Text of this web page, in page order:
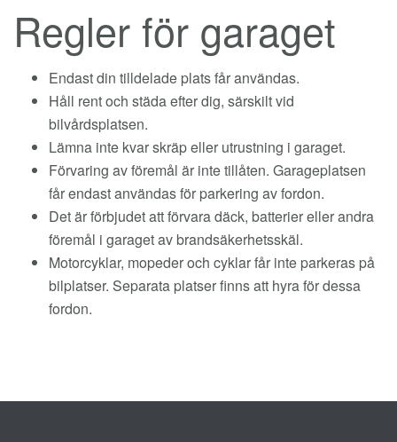
Regler för garaget
Endast din tilldelade plats får användas.
Håll rent och städa efter dig, särskilt vid
bilvårdsplatsen.
Lämna inte kvar skräp eller utrustning i garaget.
Förvaring av föremål är inte tillåten. Garageplatsen
får endast användas för parkering av fordon.
Det är förbjudet att förvara däck, batterier eller andra
föremål i garaget av brandsäkerhetsskäl.
Motorcyklar, mopeder och cyklar får inte parkeras på
bilplatser. Separata platser finns att hyra för dessa
fordon.